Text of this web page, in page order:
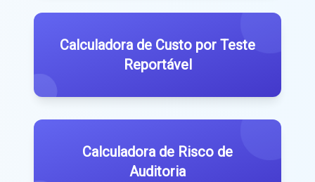
Calculadora de Custo por Teste
Reportável
Calculadora de Risco de
Auditoria